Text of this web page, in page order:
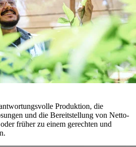
Produktion, die
und die Bereitstellung von Netto-
früher zu einem gerechten und